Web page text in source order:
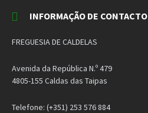
INFORMAÇÃO DE CONTACTO
FREGUESIA DE CALDELAS
Avenida da República N.º 479
4805-155 Caldas das Taipas
Telefone: (+351) 253 576 884